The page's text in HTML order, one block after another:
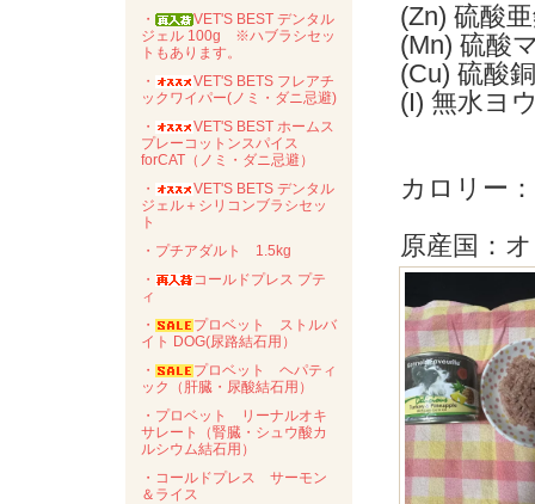
・
VET'S BEST デンタル
ジェル 100g ※ハブラシセッ
トもあります。
・
VET'S BETS フレアチ
ックワイパー(ノミ・ダニ忌避)
・
VET'S BEST ホームス
プレーコットンスパイス
forCAT（ノミ・ダニ忌避）
・
VET'S BETS デンタル
ジェル＋シリコンブラシセッ
ト
・プチアダルト 1.5kg
・
コールドプレス プテ
ィ
・
プロベット ストルバ
イト DOG(尿路結石用）
・
プロベット ヘパティ
ック（肝臓・尿酸結石用）
・プロベット リーナルオキ
サレート（腎臓・シュウ酸カ
ルシウム結石用）
・コールドプレス サーモン
＆ライス
(Zn) 硫酸
(Mn) 硫酸
(Cu) 硫酸
(I) 無水ヨ
カロリー
原産国：